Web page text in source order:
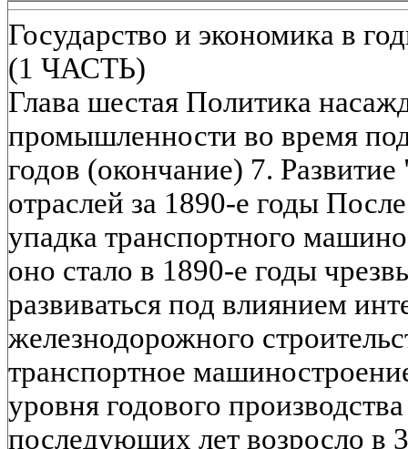
Государство и экономика в
(1 ЧАСТЬ)
Глава шестая Политика
промышленности во время
годов (окончание) 7.
отраслей за 1890-е годы
упадка транспортного
оно стало в 1890-е годы
развиваться под влиянием
железнодорожного
транспортное
уровня годового
последующих лет возросло в